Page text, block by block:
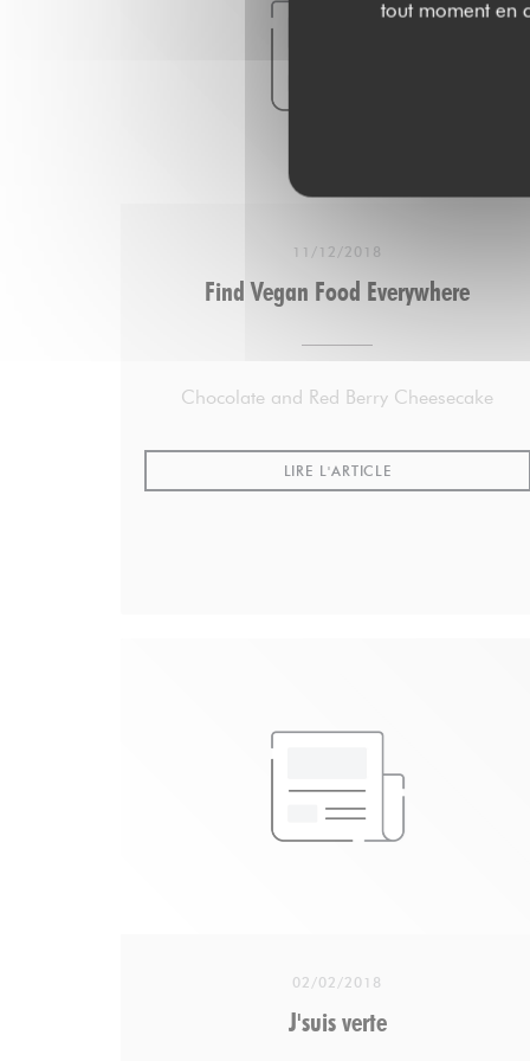
tout moment en
Laurent Mariotte : Joue de boeuf chez
Olivier Poels : La main verte, un magasin de
producteurs dans le 12e arrondissement de
Paris
Yves Camdeborde : Le miel au cacao d’Apis
Voilà pourquoi nous vous proposons notre
nouvelle création : le miel au Cacao ! La
fusion de ces deux super-aliments : le miel
et le cacao cru a donné naissance à cette
11/12/2018
Find Vegan Food Everywhere
Chocolate and Red Berry Cheesecake
LIRE L'ARTICLE ((OUVRE UNE
02/02/2018
J'suis verte